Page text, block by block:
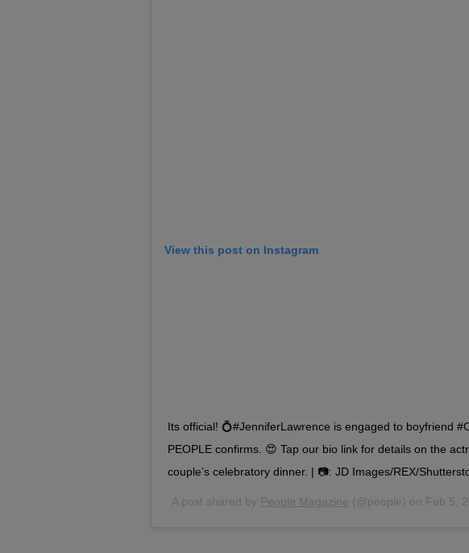
View this post on Instagram
Its official! 💍#JenniferLawrence is engaged to boyfriend
PEOPLE confirms. 😍 Tap our bio link for details on the
couple’s celebratory dinner. | 📷: JD Images/REX/
A post shared by People Magazine (@people) on Feb 5,